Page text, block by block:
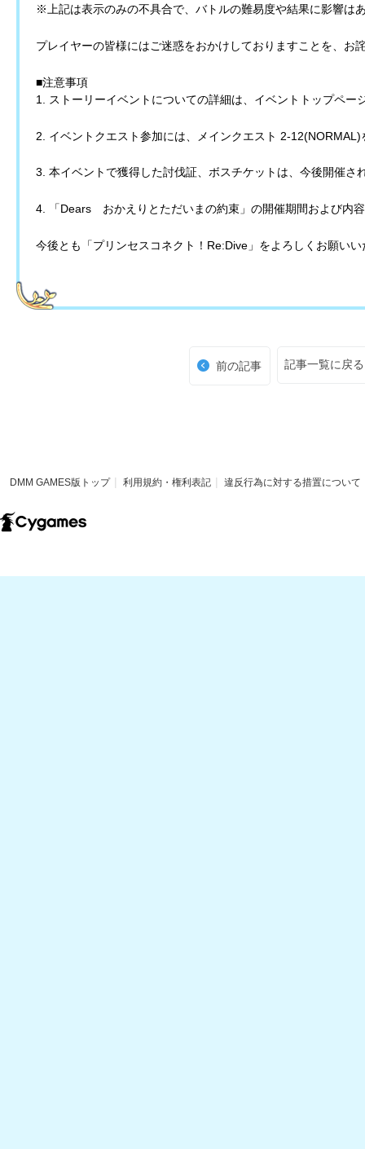
※上記は表示のみの不具合で、バトルの難易度や結果に影響は
プレイヤーの皆様にはご迷惑をおかけしておりますことを、お
■注意事項
1. ストーリーイベントについての詳細は、イベントトップペー
2. イベントクエスト参加には、メインクエスト 2-
3. 本イベントで獲得した討伐証、ボスチケットは、今後開催さ
4. 「Dears おかえりとただいまの約束」の開催期間および内
今後とも「プリンセスコネクト！Re:Dive」をよろしくお願いい
前の記事 記事一覧に戻る
DMM GAMES版トップ 利用規約・権利表記 違反行為に対する措置について